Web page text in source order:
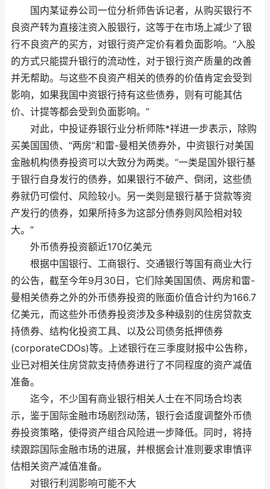
国内某证券公司一位分析师告诉记者，从购买银行不
良资产转为直接注资入股银行，这等于在市场上减少了银
行不良资产的买方，对银行资产定价有着负面影响。“入股
的方式只能提升银行的流动性，对于银行资产质量的改善
并无帮助。与这些不良资产相关的债券的价值肯定会受到
影响，如果我国中资银行持有这些债券，则有可能其估
价、计提等都会受到负面影响。”
对此，中投证券银行业分析师陈*祥进一步表示，除购
买美国国债、“两房”和雷-曼相关债券外，中资银行对美国
金融机构债券投资可以大致分为两类。“一类是国外银行基
于银行自身发行的债券，如果银行不破产、倒闭，这些债
券就仍可偿付、风险较小。另一类则是银行基于贷款等资
产发行的债券，如果所持多为这部分债券则风险相对较
大。”
外币债券投资额近170亿美元
根据中国银行、工商银行、交通银行等国有商业大行
的公告，截至今年9月30日，它们除美国国债、两房和雷-
曼相关债券之外的外币债券投资的账面价值合计约为166.7
亿美元，而这些外币债券投资涉及多种级别的住房贷款支
持债券、结构化投资工具、以及公司债务抵押债券
(corporateCDOs)等。上述银行在三季度财报中公告称，
业已对相关住房贷款支持债券进行了不同程度的资产减值
准备。
迄今，不少国有商业银行相关人士在不同场合均表
示，鉴于国际金融市场剧烈动荡，银行会适度调整外币债
券投资策略，使得资产组合风险进一步降低。同时，将持
续跟踪国际金融市场的进展，并根据会计准则要求审慎评
估相关资产减值准备。
对银行利润影响可能不大